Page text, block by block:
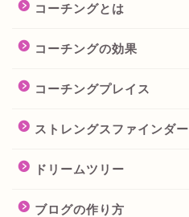
コーチングとは
コーチングの効果
コーチングプレイス
ストレングスファインダー
ドリームツリー
ブログの作り方